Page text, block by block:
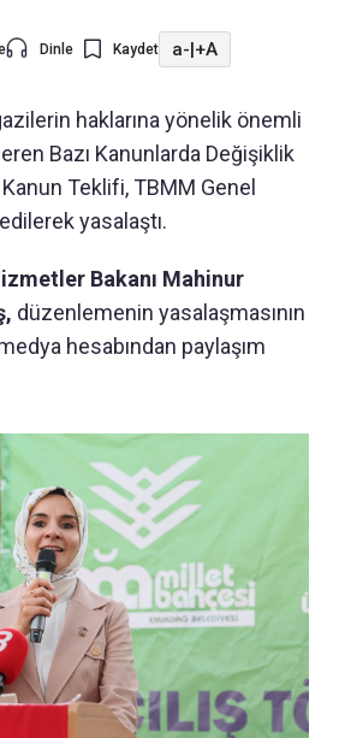
Dinle Kaydet a-|+A
haklarına yönelik önemli
Bazı Kanunlarda Değişiklik
Kanun Teklifi, TBMM Genel
yasalaştı.
Bakanı Mahinur
düzenlemenin yasalaşmasının
hesabından paylaşım